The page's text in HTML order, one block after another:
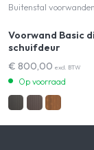
Buitenstal
Voorwand Basic
schuifdeur
€ 800,00 excl. BTW
Op voorraad